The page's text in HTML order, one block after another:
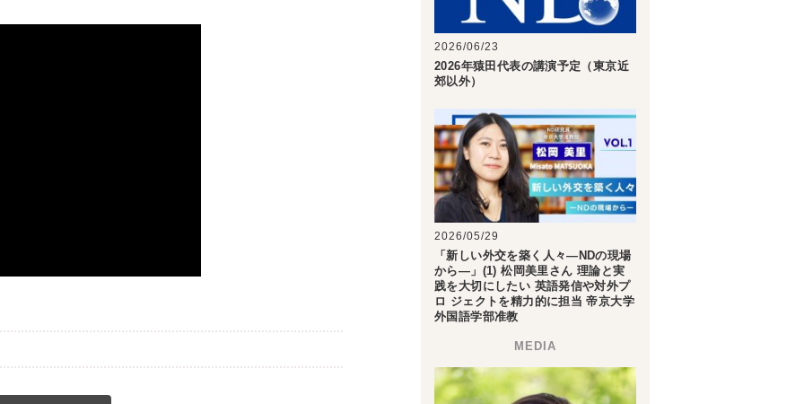
2026/06/23
2026年猿田代表の講演予定（東京近
郊以外）
2026/05/29
「新しい外交を築く人々―NDの現場
から―」(1) 松岡美里さん 理論と実
践を大切にしたい 英語発信や対外プ
ロ ジェクトを精力的に担当 帝京大学
外国語学部准教